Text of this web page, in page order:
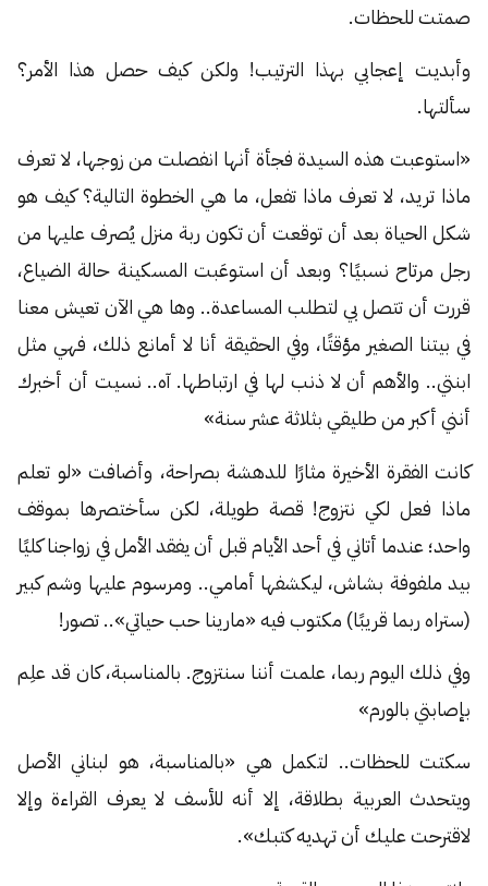
صمتت للحظات.
وأبديت إعجابي بهذا الترتيب! ولكن كيف حصل هذا الأمر؟
سألتها.
«استوعبت هذه السيدة فجأة أنها انفصلت من زوجها، لا تعرف
ماذا تريد، لا تعرف ماذا تفعل، ما هي الخطوة التالية؟ كيف هو
شكل الحياة بعد أن توقعت أن تكون ربة منزل يُصرف عليها من
رجل مرتاح نسبيًا؟ وبعد أن استوعَبت المسكينة حالة الضياع،
قررت أن تتصل بي لتطلب المساعدة.. وها هي الآن تعيش معنا
في بيتنا الصغير مؤقتًا، وفي الحقيقة أنا لا أمانع ذلك، فهي مثل
ابنتي.. والأهم أن لا ذنب لها في ارتباطها. آه.. نسيت أن أخبرك
أنني أكبر من طليقي بثلاثة عشر سنة»
كانت الفقرة الأخيرة مثارًا للدهشة بصراحة، وأضافت «لو تعلم
ماذا فعل لكي نتزوج! قصة طويلة، لكن سأختصرها بموقف
واحد؛ عندما أتاني في أحد الأيام قبل أن يفقد الأمل في زواجنا كليًا
بيد ملفوفة بشاش، ليكشفها أمامي.. ومرسوم عليها وشم كبير
(ستراه ربما قريبًا) مكتوب فيه «مارينا حب حياتي».. تصور!
وفي ذلك اليوم ربما، علمت أننا سنتزوج. بالمناسبة، كان قد علِم
بإصابتي بالورم»
سكتت للحظات.. لتكمل هي «بالمناسبة، هو لبناني الأصل
ويتحدث العربية بطلاقة، إلا أنه للأسف لا يعرف القراءة وإلا
لاقترحت عليك أن تهديه كتبك».